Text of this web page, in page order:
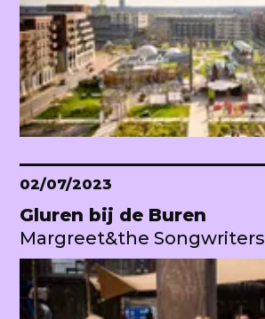
02/07/2023
Gluren bij de Buren
Margreet&the Songwriters